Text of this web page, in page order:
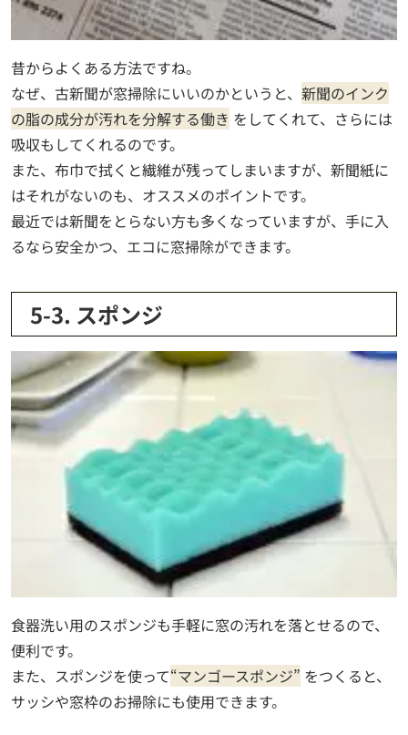
昔からよくある方法ですね。
なぜ、古新聞が窓掃除にいいのかというと、 新聞のインク
の脂の成分が汚れを分解する働き をしてくれて、さらには
吸収もしてくれるのです。
また、布巾で拭くと繊維が残ってしまいますが、新聞紙に
はそれがないのも、オススメのポイントです。
最近では新聞をとらない方も多くなっていますが、手に入
るなら安全かつ、エコに窓掃除ができます。
5-3. スポンジ
食器洗い用のスポンジも手軽に窓の汚れを落とせるので、
便利です。
また、スポンジを使って“マンゴースポンジ” をつくると、
サッシや窓枠のお掃除にも使用できます。